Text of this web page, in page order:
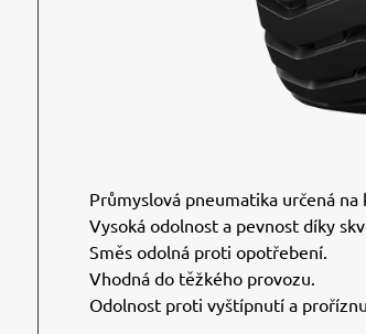
Průmyslová pneumatika určená na
Vysoká odolnost a pevnost díky
Směs odolná proti opotřebení.
Vhodná do těžkého provozu.
Odolnost proti vyštípnutí a